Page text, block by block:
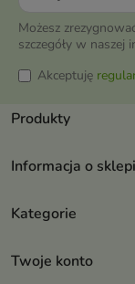
Możesz
szczegóły w naszej
Akceptuję
Produkty
Informacja o
Kategorie
Twoje konto